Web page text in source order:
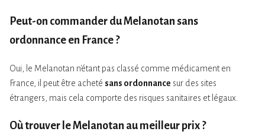
Peut-on commander du Melanotan sans
ordonnance en France ?
Oui, le Melanotan n'étant pas classé comme médicament en
France, il peut être acheté sans ordonnance sur des sites
étrangers, mais cela comporte des risques sanitaires et légaux.
Où trouver le Melanotan au meilleur prix ?